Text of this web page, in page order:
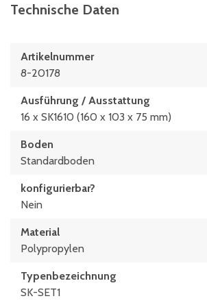
Technische Daten
Artikelnummer
8-20178
Ausführung / Ausstattung
16 x SK1610 (160 x 103 x 75 mm)
Boden
Standardboden
konfigurierbar?
Nein
Material
Polypropylen
Typen­be­zeich­nung
SK-SET1